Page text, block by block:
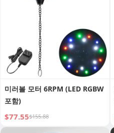
미러볼 모터 6RPM (LED RGBW
포함)
$77.55$155.88